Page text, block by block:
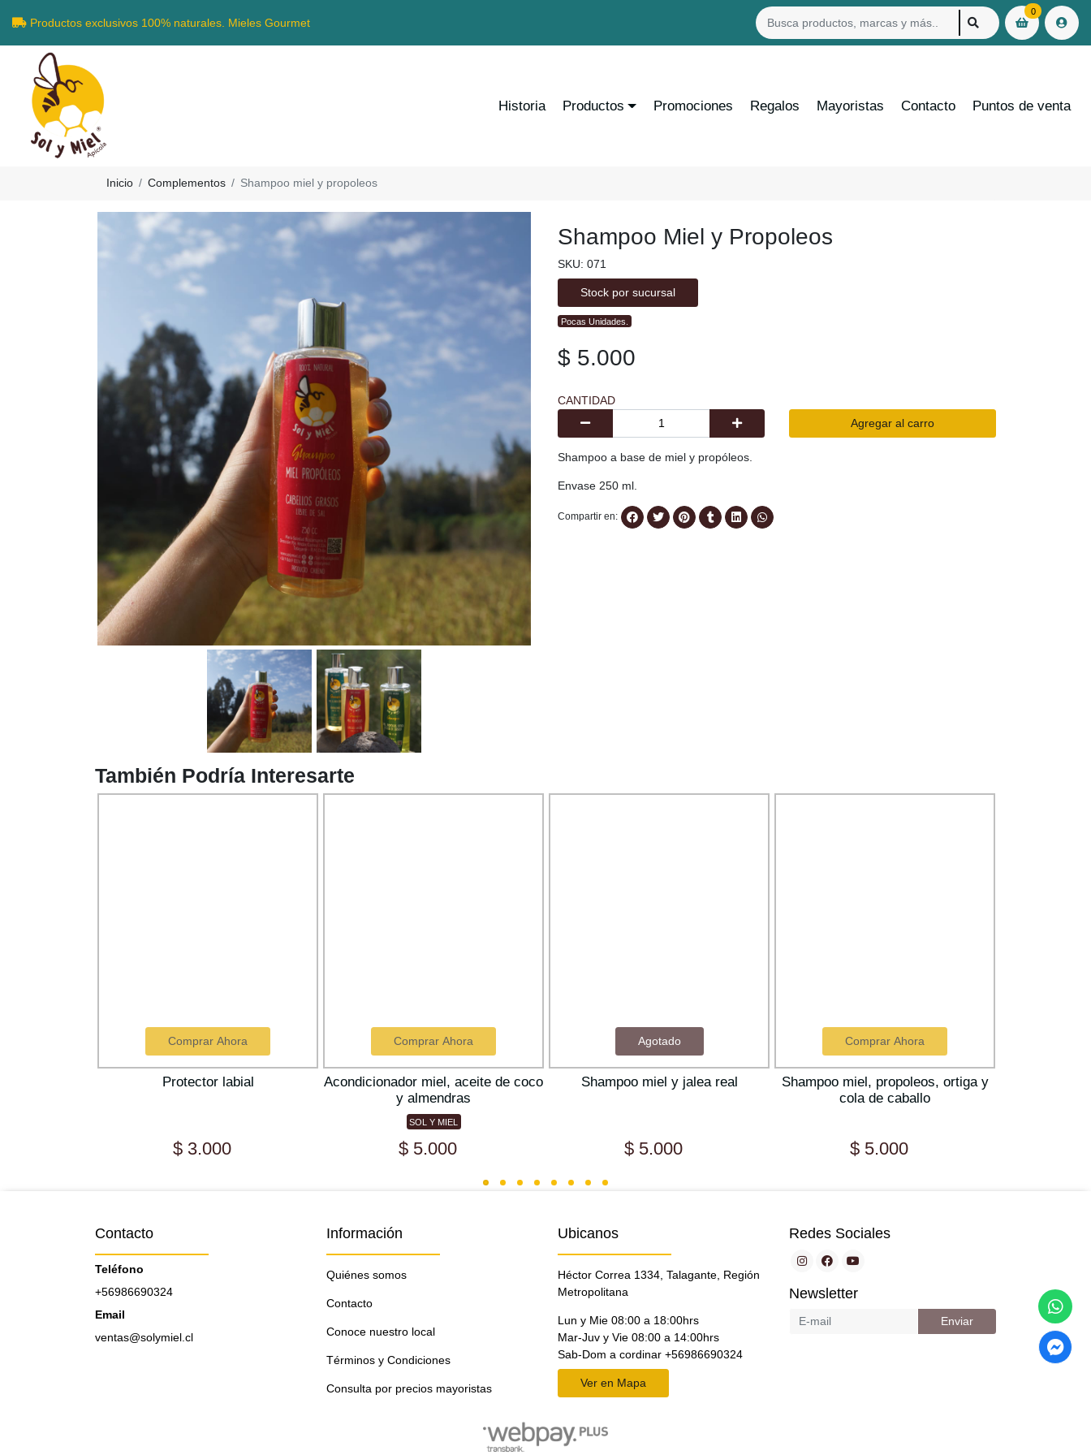
Productos exclusivos 100% naturales. Mieles Gourmet
0
Historia Productos Promociones Regalos Mayoristas Contacto Puntos de venta
Inicio Complementos Shampoo miel y propoleos
Shampoo Miel y Propoleos
SKU: 071
Stock por sucursal
Pocas Unidades.
$ 5.000
CANTIDAD
Agregar al carro
Shampoo a base de miel y propóleos.
Envase 250 ml.
Compartir en:
También Podría Interesarte
Comprar Ahora
Protector labial
$ 3.000
Comprar Ahora
Acondicionador miel, aceite de coco
y almendras
SOL Y MIEL
$ 5.000
Agotado
Shampoo miel y jalea real
$ 5.000
Comprar Ahora
Shampoo miel, propoleos, ortiga y
cola de caballo
$ 5.000
Contacto
Teléfono
+56986690324
Email
ventas@solymiel.cl
Información
Quiénes somos
Contacto
Conoce nuestro local
Términos y Condiciones
Consulta por precios mayoristas
Ubicanos
Héctor Correa 1334, Talagante, Región
Metropolitana
Lun y Mie 08:00 a 18:00hrs
Mar-Juv y Vie 08:00 a 14:00hrs
Sab-Dom a cordinar +56986690324
Ver en Mapa
Redes Sociales
Newsletter
Enviar